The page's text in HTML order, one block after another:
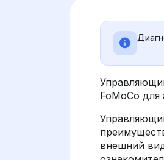
FoMoCo
внешний